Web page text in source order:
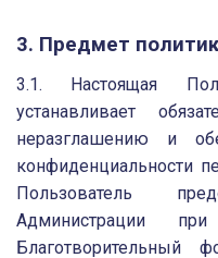
3. Предмет
3.1. Настоящая
устанавливает
неразглашению и
конфиденциальности
Пользователь
Администрации
Благотворительный